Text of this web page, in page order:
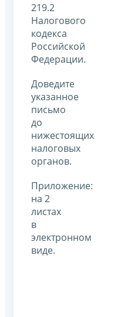
219.2
Налогового
кодекса
Российской
Федерации.
Доведите
указанное
письмо
до
нижестоящих
налоговых
органов.
Приложение:
на 2
листах
в
электронном
виде.